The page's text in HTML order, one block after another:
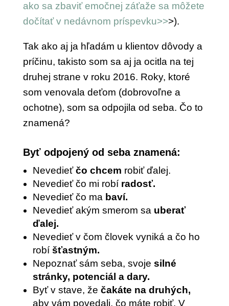
ako sa zbaviť emočnej záťaže sa môžete
dočítať v nedávnom príspevku>>>).
Tak ako aj ja hľadám u klientov dôvody a
príčinu, takisto som sa aj ja ocitla na tej
druhej strane v roku 2016. Roky, ktoré
som venovala deťom (dobrovoľne a
ochotne), som sa odpojila od seba. Čo to
znamená?
Byť odpojený od seba znamená:
Nevedieťčo chcem robiť ďalej.
Nevedieť čo mi robíradosť.
Nevedieť čo ma baví.
Nevedieť akým smerom sa uberať
ďalej.
Nevedieť v čom človek vyniká a čo ho
robí šťastným.
Nepoznať sám seba, svoje silné
stránky, potenciál a dary.
Byť v stave, že čakáte na druhých,
aby vám povedali, čo máte robiť. V